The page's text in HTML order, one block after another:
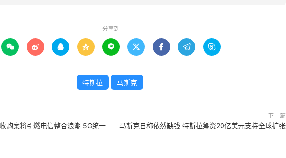
分享到
        
特斯拉 马斯克
购案将引燃电信整合浪潮 5G统一
下一篇
马斯克自称依然缺钱 特斯拉筹资20亿美元支持全球扩张